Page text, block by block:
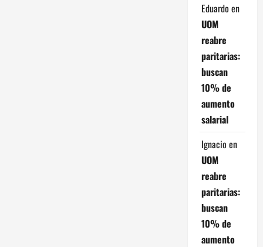
Eduardo en
UOM
reabre
paritarias:
buscan
10% de
aumento
salarial
Ignacio en
UOM
reabre
paritarias:
buscan
10% de
aumento